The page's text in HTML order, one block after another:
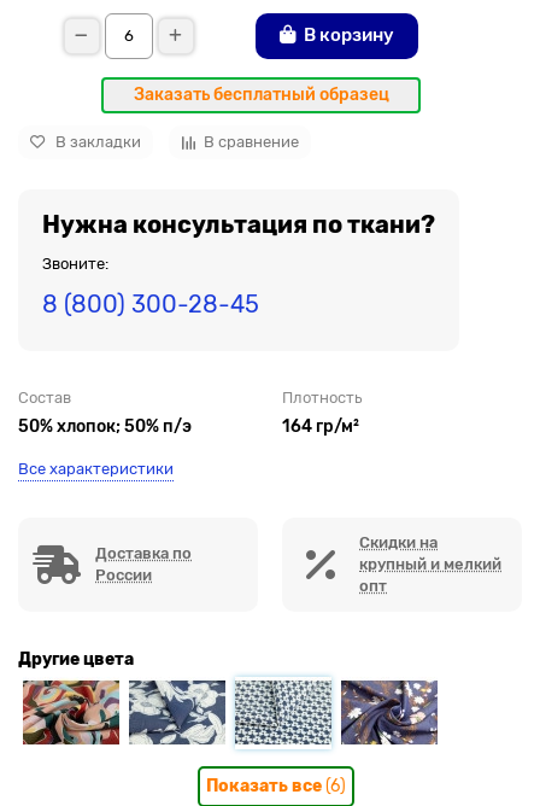
В корзину
Заказать бесплатный образец
В закладки В сравнение
Нужна консультация по ткани?
Звоните:
8 (800) 300-28-45
Состав
50% хлопок; 50% п/э
Плотность
164 гр/м²
Все характеристики
Доставка по
России
Скидки на
крупный и мелкий
опт
Другие цвета
Показать все(6)